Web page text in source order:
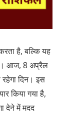
है, बल्कि यह
आज, 8 अप्रैल
दिन। इस
किया गया है,
देने में मदद